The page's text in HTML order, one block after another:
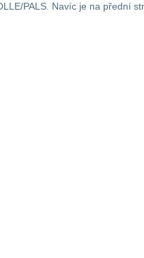
PALS. Navíc je na přední